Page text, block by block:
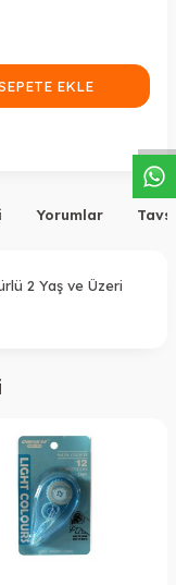
W
h
a
s
a
p
p
D
e
s
t
e
H
a
t
t
EKLE
Yorumlar
2 Yaş ve Üzeri